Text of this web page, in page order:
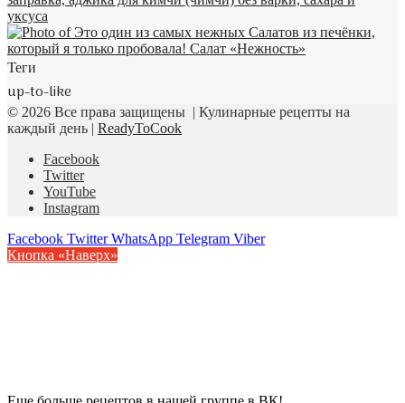
Теги
up-to-like
© 2026 Все права защищены | Кулинарные рецепты на
каждый день | ReadyToCook
Facebook
Twitter
YouTube
Instagram
Facebook Twitter WhatsApp Telegram Viber
Кнопка «Наверх»